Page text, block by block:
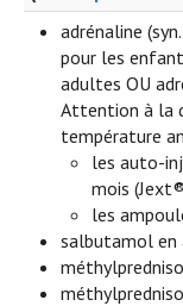
adrénaline
pour les
adultes OU
Attention à la
température
les auto-
mois
les
salbutamol en